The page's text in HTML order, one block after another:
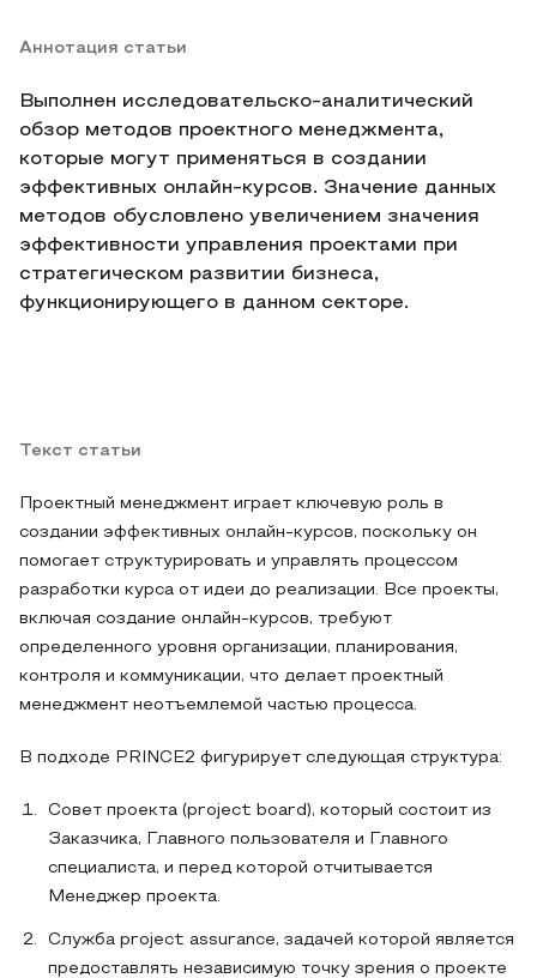
Аннотация статьи
Выполнен исследовательско-аналитический
обзор методов проектного менеджмента,
которые могут применяться в создании
эффективных онлайн-курсов. Значение данных
методов обусловлено увеличением значения
эффективности управления проектами при
стратегическом развитии бизнеса,
функционирующего в данном секторе.
Текст статьи
Проектный менеджмент играет ключевую роль в
создании эффективных онлайн-курсов, поскольку он
помогает структурировать и управлять процессом
разработки курса от идеи до реализации. Все проекты,
включая создание онлайн-курсов, требуют
определенного уровня организации, планирования,
контроля и коммуникации, что делает проектный
менеджмент неотъемлемой частью процесса.
В подходе PRINCE2 фигурирует следующая структура:
Совет проекта (project board), который состоит из
Заказчика, Главного пользователя и Главного
специалиста, и перед которой отчитывается
Менеджер проекта.
Служба project assurance, задачей которой является
предоставлять независимую точку зрения о проекте